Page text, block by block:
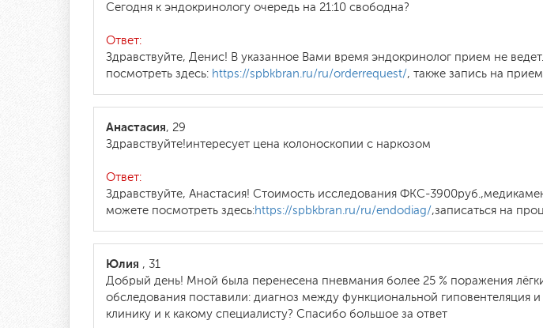
Сегодня к эндокринологу очередь на 21:10 свободна?
Ответ:
Здравствуйте, Денис! В указанное Вами время эндокринолог прием не
посмотреть здесь: https://spbkbran.ru/ru/orderrequest/, также запись на
Анастасия, 29
Здравствуйте!интересует цена колоноскопии с наркозом
Ответ:
Здравствуйте, Анастасия! Стоимость исследования ФКС-
можете посмотреть здесь:https://spbkbran.ru/ru/endodiag/,записаться на
Юлия , 31
Добрый день! Мной была перенесена пневмания более 25 % поражения
обследования поставили: диагноз между функциональной
клинику и к какому специалисту? Спасибо большое за ответ